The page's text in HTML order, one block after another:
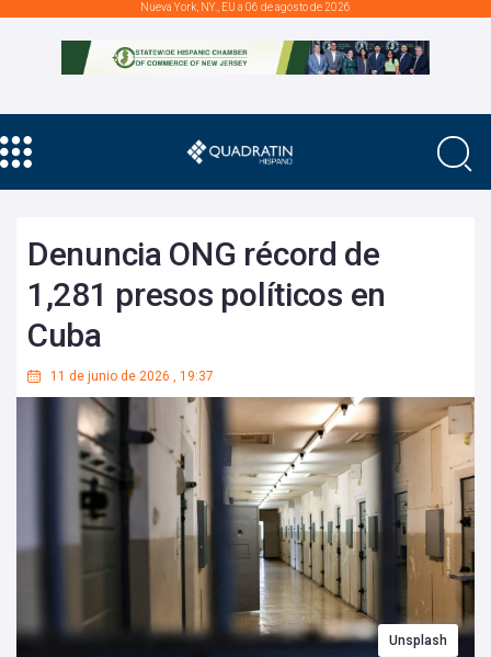
Nueva York, NY., EU a 06 de agosto de 2026
Denuncia ONG récord de
1,281 presos políticos en
Cuba
11 de junio de 2026 , 19:37
Unsplash